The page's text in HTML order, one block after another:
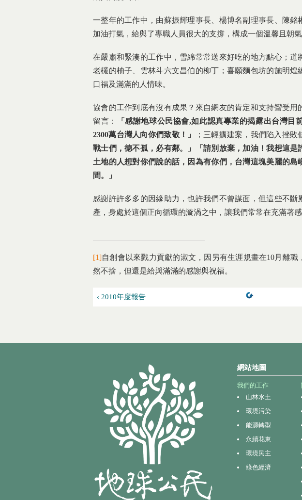
一整年的工作中，由蘇振輝理事長、楊博名副理事長、陳銘
加油打氣，給與了專職人員很大的支撐，構成一個溫馨且朝氣
在嚴肅和緊湊的工作中，雪綿常常送來好吃的地方點心；
老欉的柚子、雲林斗六文昌伯的柳丁；喜願麵包坊的施明
口福及滿滿的人情味。
協會的工作到底有沒有成果？來自網友的肯定和支持蠻受
留言：
「感謝地球公民協會,如此認真專業的揭露出台灣目
2300萬台灣人向你們致敬！」 ；三輕擴建案，我們陷入挫敗
戰士們，德不孤，必有鄰。」「請別放棄，加油！我想這
土地的人想對你們說的話，因為有你們，台灣這塊美麗的
間。」
感謝許許多多的因緣助力，也許我們不曾謀面，但這些不斷
產，身處於這個正向循環的漩渦之中，讓我們常常在充滿著
[1]自創會以來戮力貢獻的淑文，因另有生涯規畫在10月離
然不捨，但還是給與滿滿的感謝與祝福。
‹ 2010年度報告
網站地圖
我們的工作
山林水土
環境污染
能源轉型
永續花東
環境民主
綠色經濟